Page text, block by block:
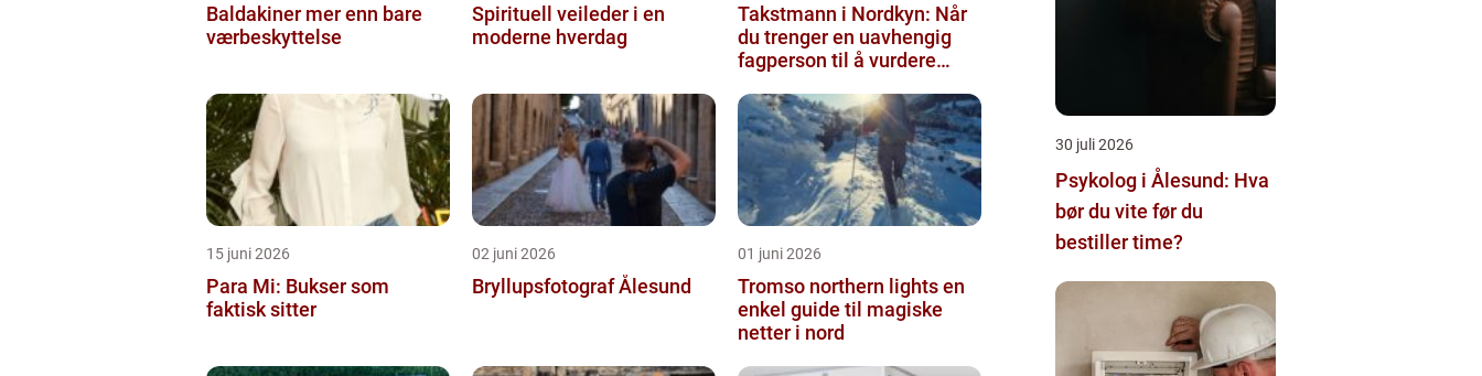
Baldakiner mer enn bare
værbeskyttelse
Spirituell veileder i en
moderne hverdag
Takstmann i Nordkyn: Når
du trenger en uavhengig
fagperson til å vurdere
15 juni 2026
Para Mi: Bukser som
faktisk sitter
02 juni 2026
Bryllupsfotograf Ålesund
01 juni 2026
Tromso northern lights en
enkel guide til magiske
netter i nord
30 juli 2026
Psykolog i Ålesund: Hva
bør du vite før du
bestiller time?